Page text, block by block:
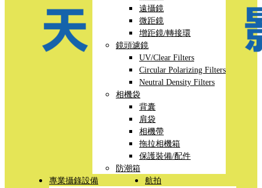
遠攝鏡
微距鏡
增距鏡/轉接環
鏡頭濾鏡
UV/Clear Filters
Circular Polarizing Filters
Neutral Density Filters
相機袋
背囊
肩袋
相機帶
拖拉相機箱
保護裝備/配件
防潮箱
專業攝錄設備
航拍